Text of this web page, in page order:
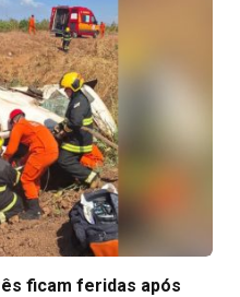
ficam feridas após